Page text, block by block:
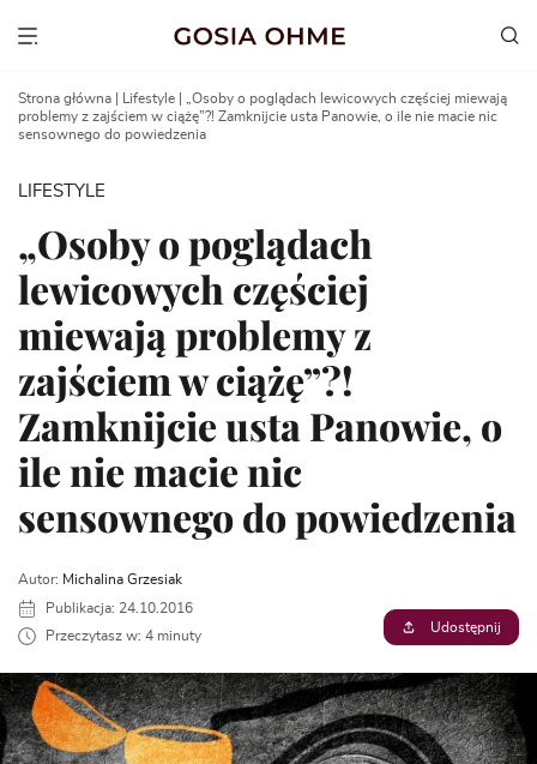
Show menu
Strona główna Lifestyle
„Osoby o poglądach lewicowych częściej miewają
problemy z zajściem w ciążę”?! Zamknijcie usta Panowie, o ile nie macie nic
sensownego do powiedzenia
LIFESTYLE
„Osoby o poglądach
lewicowych częściej
miewają problemy z
zajściem w ciążę”?!
Zamknijcie usta Panowie, o
ile nie macie nic
sensownego do powiedzenia
Autor: Michalina Grzesiak
Publikacja: 24.10.2016
Przeczytasz w: 4 minuty
Udostępnij